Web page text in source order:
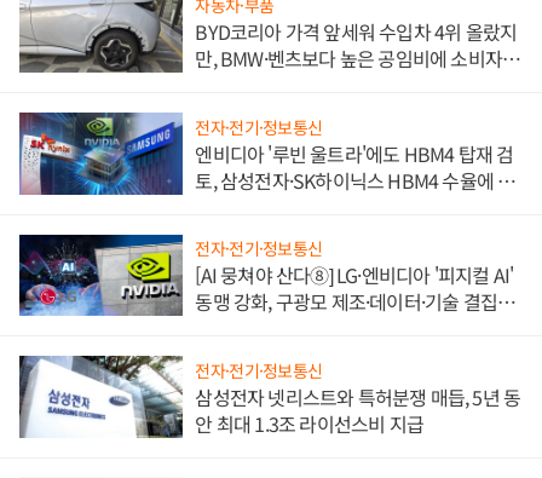
자동차·부품
BYD코리아 가격 앞세워 수입차 4위 올랐지
만, BMW·벤츠보다 높은 공임비에 소비자
전자·전기·정보통신
엔비디아 '루빈 울트라'에도 HBM4 탑재 검
토, 삼성전자·SK하이닉스 HBM4 수율에 주
전자·전기·정보통신
[AI 뭉쳐야 산다⑧] LG·엔비디아 '피지컬 AI'
동맹 강화, 구광모 제조·데이터·기술 결집
전자·전기·정보통신
삼성전자 넷리스트와 특허분쟁 매듭, 5년 동
안 최대 1.3조 라이선스비 지급